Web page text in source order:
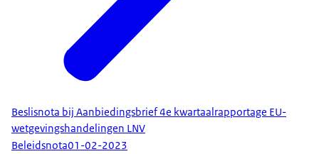
Beslisnota bij Aanbiedingsbrief 4e kwartaalrapportage EU-
wetgevingshandelingen LNV
Beleidsnota01-02-2023